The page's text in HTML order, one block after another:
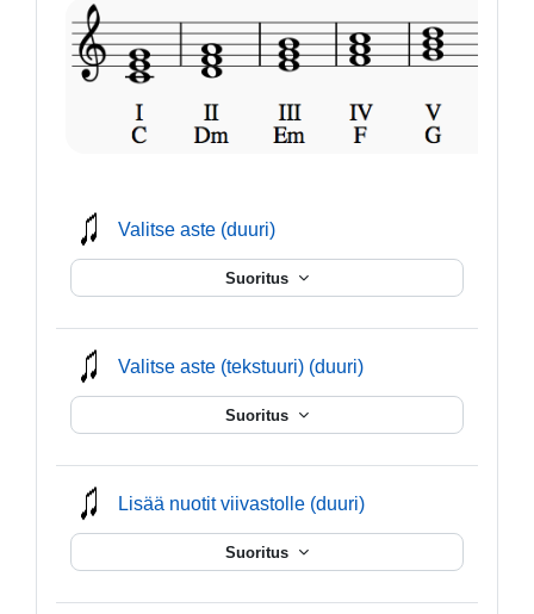
Valitse aste (duuri)mmusic
Suoritus
Valitse aste (tekstuuri) (duuri)mmusic
Suoritus
Lisää nuotit viivastolle (duuri)mmusic
Suoritus